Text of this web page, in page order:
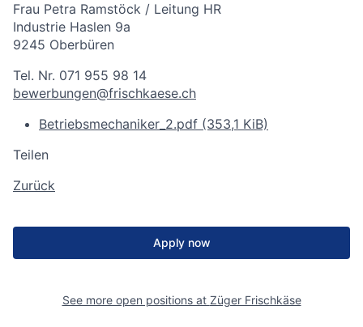
Frau Petra Ramstöck / Leitung HR
Industrie Haslen 9a
9245 Oberbüren
Tel. Nr. 071 955 98 14
bewerbungen@frischkaese.ch
Betriebsmechaniker_2.pdf (353,1 KiB)
Teilen
Zurück
Apply now
See more open positions at Züger Frischkäse